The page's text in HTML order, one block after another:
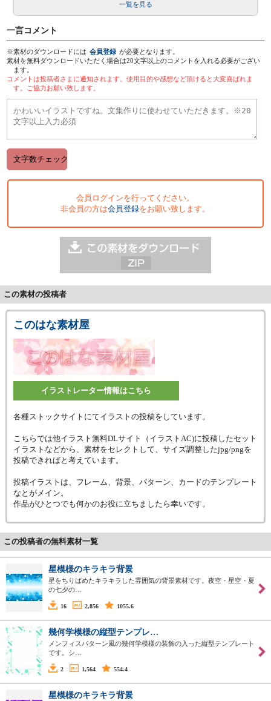
一覧を見る
一言コメント
※素材のダウンロードには 会員登録 が必要となります。
素材を無料ダウンロードいただく場合は20文字以上のコメントを入れる必要がござい
ます。
コメントは投稿者さまに通知されます。使用目的や感想など頂けると大変喜ばれま
す。ご協力お願い致します。
会員ログインを行ってください。
非会員の方は会員登録をお願い致します。
この素材の投稿者
このはな素材屋
イラストレーター情報はこちら
各種ストックサイトにてイラストの投稿をしています。
こちらでは他イラスト無料DLサイト（イラストAC)に投稿したセット
イラストなどから、素材をセレクトして、サイズ調整したjpg/pngを
投稿できればと考えています。
投稿イラストは、フレーム、背景、パターン、カードのテンプレート
なとがメイン。
作品がひとつでも何かのお役に立ちましたら幸いです。
この投稿者の無料素材一覧
星模様のキラキラ背景
星をちりばめたキラキラした雰囲気の背景素材です。夜空・星空・夏
の七夕の…
16 2,856 1055.6
幾何学模様の縦型テンプレ…
メンフィスパターン風の幾何学模様の装飾の入った縦型テンプレート
です。シ…
2 1,564 554.4
星模様のキラキラ背景